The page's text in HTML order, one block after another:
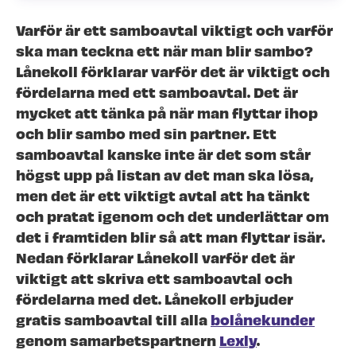
Varför är ett samboavtal viktigt och varför
ska man teckna ett när man blir sambo?
Lånekoll förklarar varför det är viktigt och
fördelarna med ett samboavtal. Det är
mycket att tänka på när man flyttar ihop
och blir sambo med sin partner. Ett
samboavtal kanske inte är det som står
högst upp på listan av det man ska lösa,
men det är ett viktigt avtal att ha tänkt
och pratat igenom och det underlättar om
det i framtiden blir så att man flyttar isär.
Nedan förklarar Lånekoll varför det är
viktigt att skriva ett samboavtal och
fördelarna med det. Lånekoll erbjuder
gratis samboavtal till alla bolånekunder
genom samarbetspartnern Lexly.